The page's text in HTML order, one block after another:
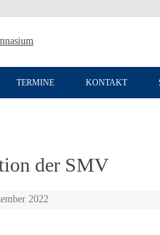
TERMINE KONTAKT
der SMV
2022